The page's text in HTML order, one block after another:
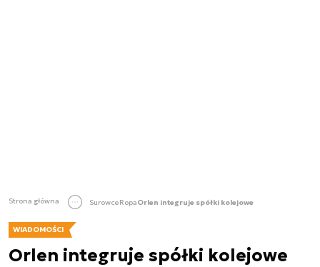
Strona główna SurowceRopaOrlen integruje spółki kolejowe
WIADOMOŚCI
Orlen integruje spółki kolejowe